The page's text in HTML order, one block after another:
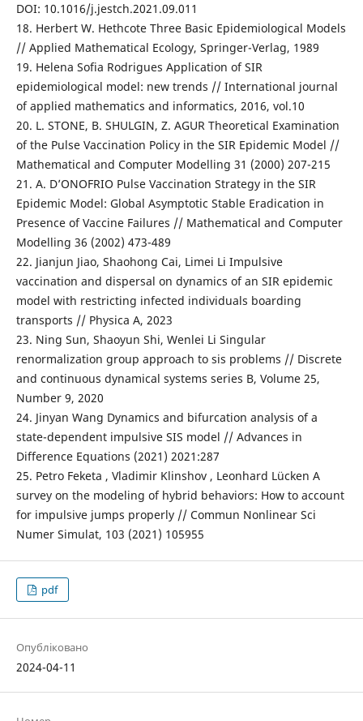
DOI: 10.1016/j.jestch.2021.09.011
18. Herbert W. Hethcote Three Basic Epidemiological Models
// Applied Mathematical Ecology, Springer-Verlag, 1989
19. Helena Sofia Rodrigues Application of SIR
epidemiological model: new trends // International journal
of applied mathematics and informatics, 2016, vol.10
20. L. STONE, B. SHULGIN, Z. AGUR Theoretical Examination
of the Pulse Vaccination Policy in the SIR Epidemic Model //
Mathematical and Computer Modelling 31 (2000) 207-215
21. A. D’ONOFRIO Pulse Vaccination Strategy in the SIR
Epidemic Model: Global Asymptotic Stable Eradication in
Presence of Vaccine Failures // Mathematical and Computer
Modelling 36 (2002) 473-489
22. Jianjun Jiao, Shaohong Cai, Limei Li Impulsive
vaccination and dispersal on dynamics of an SIR epidemic
model with restricting infected individuals boarding
transports // Physica A, 2023
23. Ning Sun, Shaoyun Shi, Wenlei Li Singular
renormalization group approach to sis problems // Discrete
and continuous dynamical systems series B, Volume 25,
Number 9, 2020
24. Jinyan Wang Dynamics and bifurcation analysis of a
state-dependent impulsive SIS model // Advances in
Difference Equations (2021) 2021:287
25. Petro Feketa , Vladimir Klinshov , Leonhard Lücken A
survey on the modeling of hybrid behaviors: How to account
for impulsive jumps properly // Commun Nonlinear Sci
Numer Simulat, 103 (2021) 105955
pdf
Опубліковано
2024-04-11